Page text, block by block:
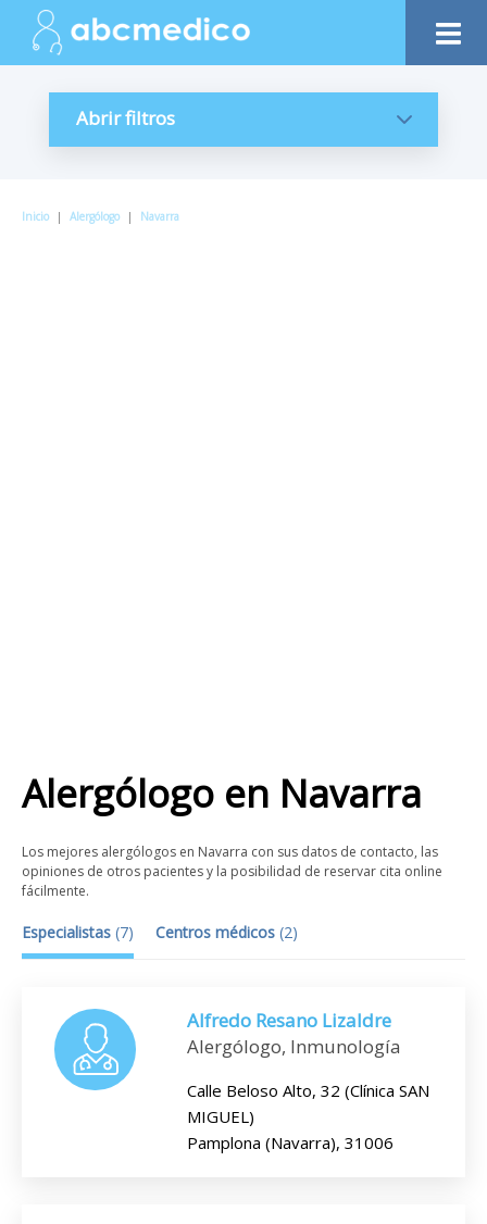
Abrir filtros
Inicio | Alergólogo | Navarra
Alergólogo en Navarra
Los mejores alergólogos en Navarra con sus datos de contacto, las
opiniones de otros pacientes y la posibilidad de reservar cita online
fácilmente.
Especialistas (7) Centros médicos (2)
Alfredo Resano Lizaldre
Alergólogo, Inmunología
Calle Beloso Alto, 32 (Clínica SAN
MIGUEL)
Pamplona (Navarra), 31006